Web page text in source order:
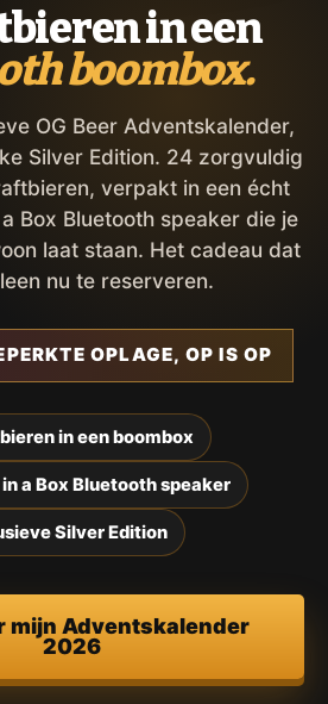
in een
boombox.
OG Beer Adventskalender,
Silver Edition. 24 zorgvuldig
verpakt in een écht
Box Bluetooth speaker die je
laat staan. Het cadeau dat
nu te reserveren.
OPLAGE, OP IS OP
in een boombox
a Box Bluetooth speaker
Silver Edition
mijn Adventskalender
2026